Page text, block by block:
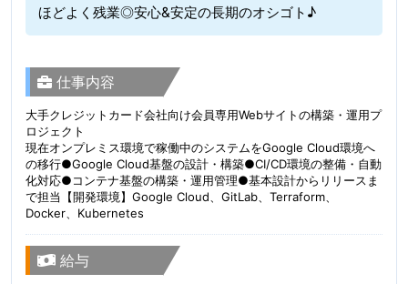
ほどよく残業◎安心&安定の長期のオシゴト♪
仕事内容
大手クレジットカード会社向け会員専用Webサイトの構築・運用プ
ロジェクト
現在オンプレミス環境で稼働中のシステムをGoogle Cloud環境へ
の移行●Google Cloud基盤の設計・構築●CI/CD環境の整備・自動
化対応●コンテナ基盤の構築・運用管理●基本設計からリリースま
で担当【開発環境】Google Cloud、GitLab、Terraform、
Docker、Kubernetes
給与